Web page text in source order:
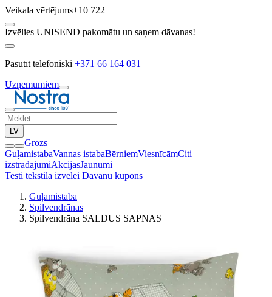
Veikala vērtējums+10 722
Izvēlies UNISEND pakomātu un saņem dāvanas!
Pasūtīt telefoniski +371 66 164 031
Uzņēmumiem
LV
Grozs
GuļamistabaVannas istabaBērniemViesnīcāmCiti
izstrādājumiAkcijasJaunumi
Testi tekstila izvēlei Dāvanu kupons
Guļamistaba
Spilvendrānas
Spilvendrāna SALDUS SAPNAS